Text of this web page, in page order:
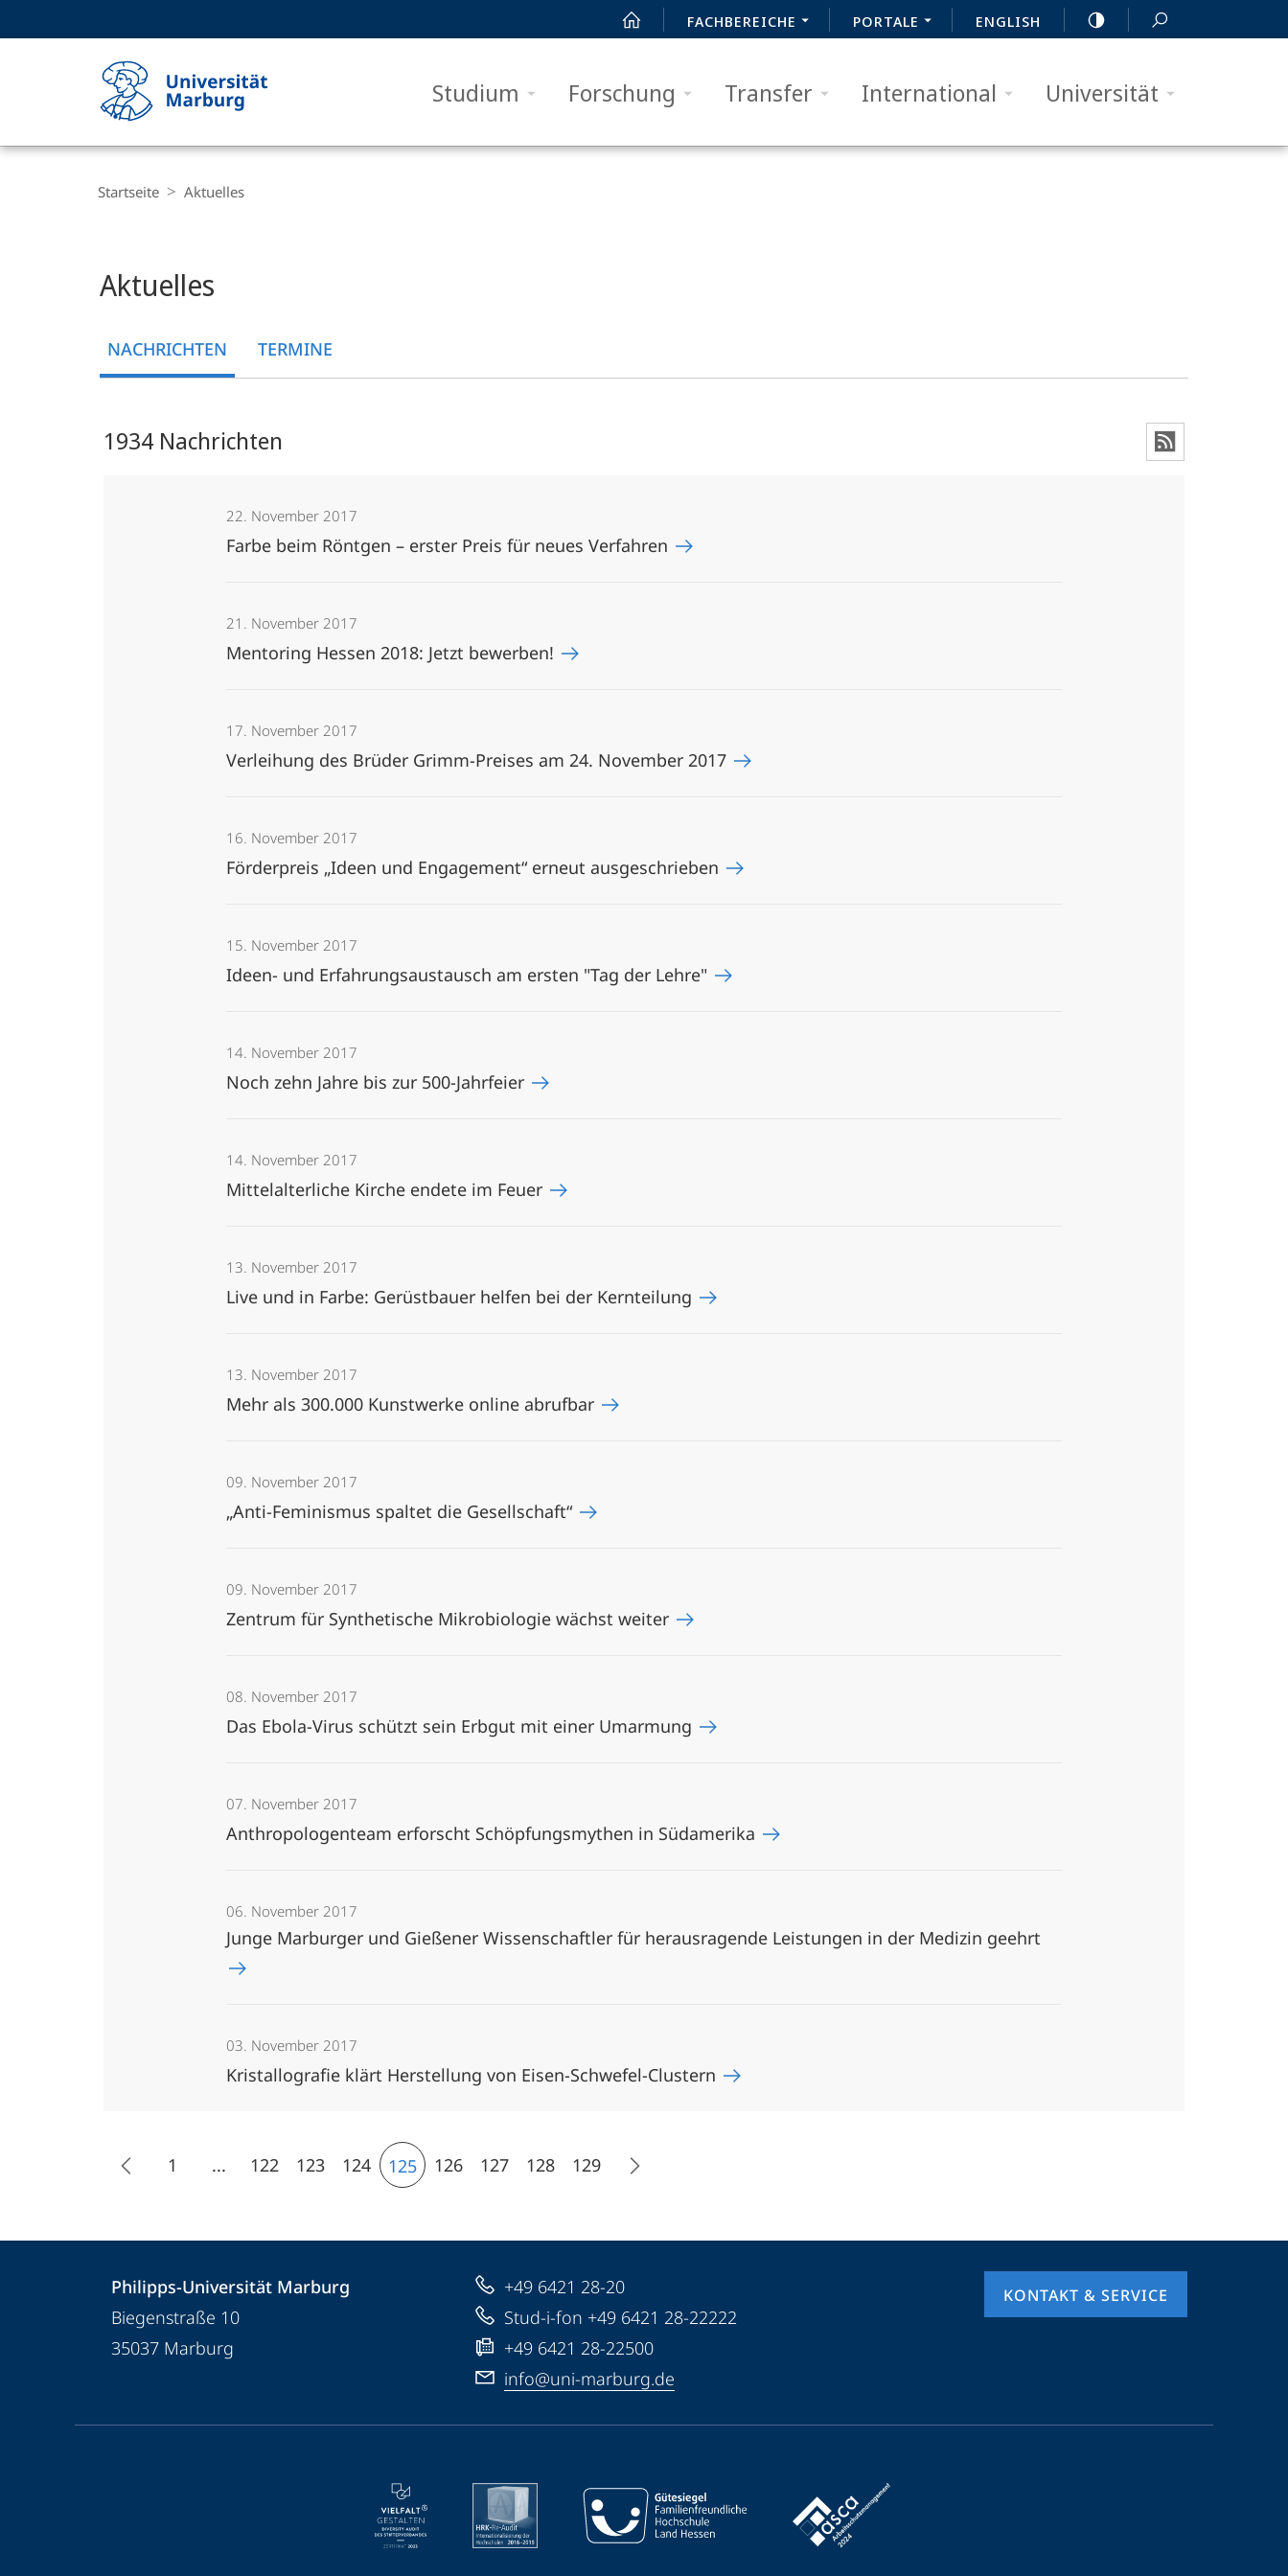
FACHBEREICHE PORTALE ENGLISH
Studium Forschung Transfer International Universität
Philipps-
Marburg
Navigation
Startseite Aktuelles
Aktuelles
NACHRICHTEN TERMINE
1934 Nachrichten
22. November 2017
Farbe beim Röntgen – erster Preis für neues Verfahren
21. November 2017
Mentoring Hessen 2018: Jetzt bewerben!
17. November 2017
Verleihung des Brüder Grimm-Preises am 24. November 2017
16. November 2017
Förderpreis „Ideen und Engagement“ erneut ausgeschrieben
15. November 2017
Ideen- und Erfahrungsaustausch am ersten "Tag der Lehre"
14. November 2017
Noch zehn Jahre bis zur 500-Jahrfeier
14. November 2017
Mittelalterliche Kirche endete im Feuer
13. November 2017
Live und in Farbe: Gerüstbauer helfen bei der Kernteilung
13. November 2017
Mehr als 300.000 Kunstwerke online abrufbar
09. November 2017
„Anti-Feminismus spaltet die Gesellschaft“
09. November 2017
Zentrum für Synthetische Mikrobiologie wächst weiter
08. November 2017
Das Ebola-Virus schützt sein Erbgut mit einer Umarmung
07. November 2017
Anthropologenteam erforscht Schöpfungsmythen in Südamerika
06. November 2017
Junge Marburger und Gießener Wissenschaftler für herausragende Leistungen in der Medizin geehrt
03. November 2017
Kristallografie klärt Herstellung von Eisen-Schwefel-Clustern
1 ... 122 123 124 125 126 127 128 129
Informationen
Kontaktinformationen
Philipps-
Universität
Marburg
Philipps-Universität Marburg
Biegenstraße 10
35037 Marburg
+49 6421 28-20
Stud-i-fon +49 6421 28-22222
+49 6421 28-22500
info@uni-marburg.de
KONTAKT & SERVICE